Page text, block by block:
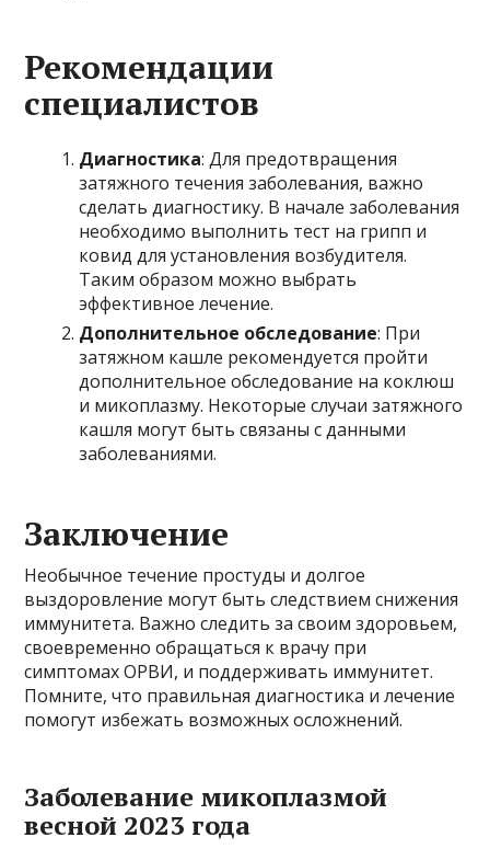
Рекомендации
специалистов
Диагностика: Для предотвращения
затяжного течения заболевания, важно
сделать диагностику. В начале заболевания
необходимо выполнить тест на грипп и
ковид для установления возбудителя.
Таким образом можно выбрать
эффективное лечение.
Дополнительное обследование: При
затяжном кашле рекомендуется пройти
дополнительное обследование на коклюш
и микоплазму. Некоторые случаи затяжного
кашля могут быть связаны с данными
заболеваниями.
Заключение
Необычное течение простуды и долгое
выздоровление могут быть следствием снижения
иммунитета. Важно следить за своим здоровьем,
своевременно обращаться к врачу при
симптомах ОРВИ, и поддерживать иммунитет.
Помните, что правильная диагностика и лечение
помогут избежать возможных осложнений.
Заболевание микоплазмой
весной 2023 года